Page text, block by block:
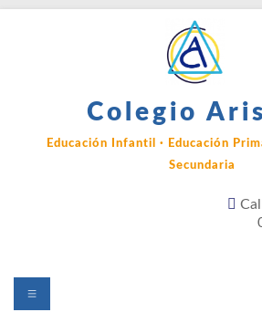
Colegio
Educación Infantil · Educación
Secundaria
Menú